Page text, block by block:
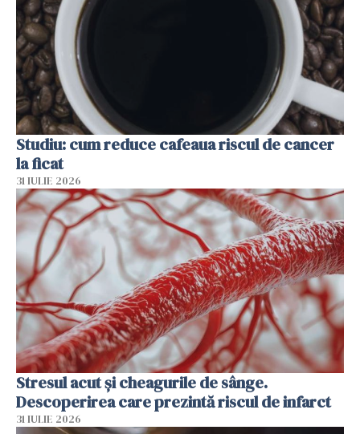
Studiu: cum reduce cafeaua riscul de cancer
la ficat
31 IULIE 2026
Stresul acut și cheagurile de sânge.
Descoperirea care prezintă riscul de infarct
31 IULIE 2026